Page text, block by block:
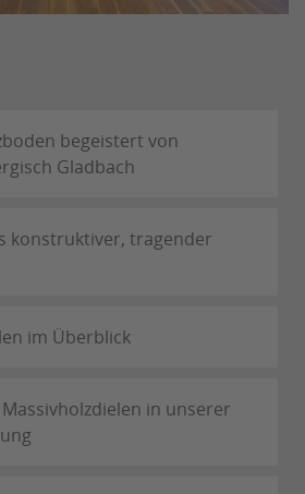
begeistert von
Gladbach
konstruktiver, tragender
im Überblick
in unserer